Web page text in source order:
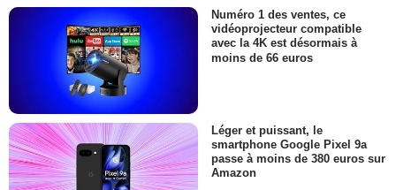
Numéro 1 des ventes, ce
vidéoprojecteur compatible
avec la 4K est désormais à
moins de 66 euros
Léger et puissant, le
smartphone Google Pixel 9a
passe à moins de 380 euros sur
Amazon